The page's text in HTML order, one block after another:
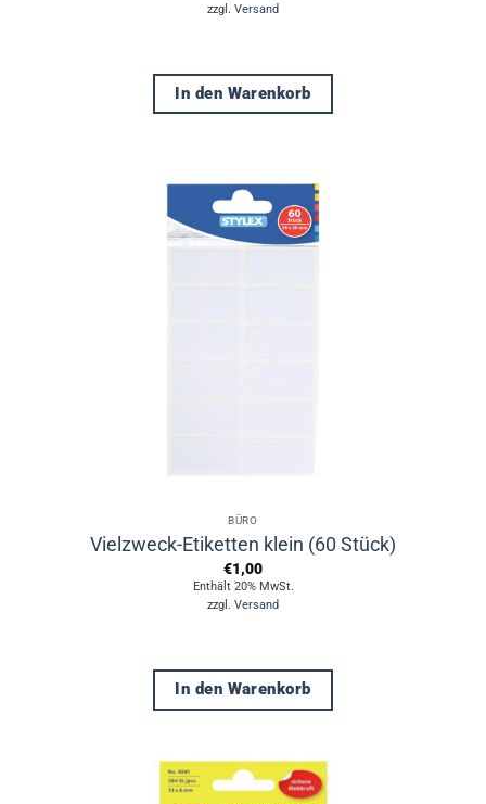
zzgl. Versand
In den Warenkorb
BÜRO
Vielzweck-Etiketten klein (60 Stück)
€1,00
Enthält 20% MwSt.
zzgl. Versand
In den Warenkorb